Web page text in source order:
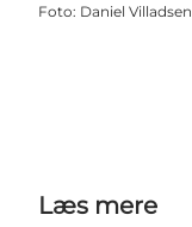
Foto: Daniel Villadsen
Læs mere